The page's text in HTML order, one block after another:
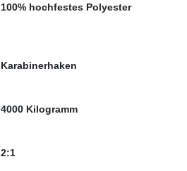
100% hochfestes Polyester
Karabinerhaken
4000 Kilogramm
2:1